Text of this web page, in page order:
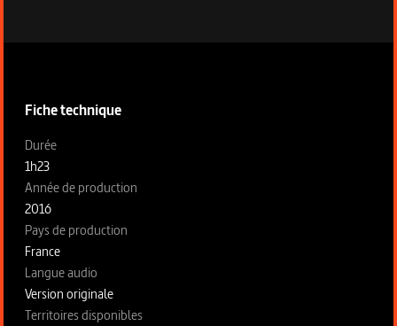
Fiche technique
Fiche technique section gauche
Durée
1h23
Année de production
2016
Pays de production
France
Langue audio
Version originale
Territoires disponibles